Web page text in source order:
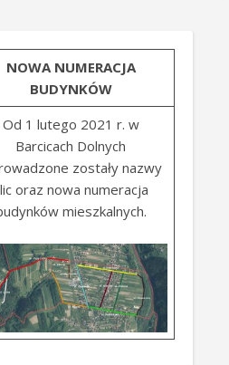
NOWA NUMERACJA
BUDYNKÓW
Od 1 lutego 2021 r. w
Barcicach Dolnych
zostały nazwy
oraz nowa numeracja
mieszkalnych.